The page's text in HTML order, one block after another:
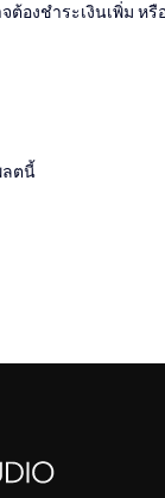
ต้องชำระเงินเพิ่ม ห
ลตนี้